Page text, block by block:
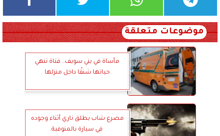
موضوعات متعلقة
مأساة في بني سويف.. فتاة تنهي
حياتها شنقًا داخل منزلها
مصرع شاب بطلق ناري أثناء وجوده
في سيارة بالمنوفية